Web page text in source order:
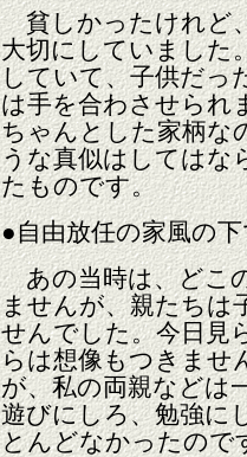
貧しかったけれど
大切にしていました
していて、子供だっ
は手を合わさせられ
ちゃんとした家柄な
うな真似はしてはな
たものです。
●自由放任の家風の
あの当時は、どこ
ませんが、親たちは
せんでした。今日見
らは想像もつきませ
が、私の両親などは
遊びにしろ、勉強に
とんどなかったので